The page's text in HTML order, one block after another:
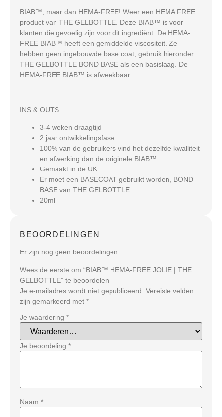
BIAB™, maar dan HEMA-FREE! Weer een HEMA FREE
product van THE GELBOTTLE. Deze BIAB™ is voor
klanten die gevoelig zijn voor dit ingrediënt. De HEMA-
FREE BIAB™ heeft een gemiddelde viscositeit. Ze
hebben geen ingebouwde base coat, gebruik hieronder
THE GELBOTTLE BOND BASE als een basislaag. De
HEMA-FREE BIAB™ is afweekbaar.
INS & OUTS:
3-4 weken draagtijd
2 jaar ontwikkelingsfase
100% van de gebruikers vind het dezelfde kwalliteit
en afwerking dan de originele BIAB™
Gemaakt in de UK
Er moet een BASECOAT gebruikt worden, BOND
BASE van THE GELBOTTLE
20ml
BEOORDELINGEN
Er zijn nog geen beoordelingen.
Wees de eerste om “BIAB™ HEMA-FREE JOLIE | THE
GELBOTTLE” te beoordelen
Je e-mailadres wordt niet gepubliceerd. Vereiste velden
zijn gemarkeerd met *
Je waardering *
Je beoordeling *
Naam *